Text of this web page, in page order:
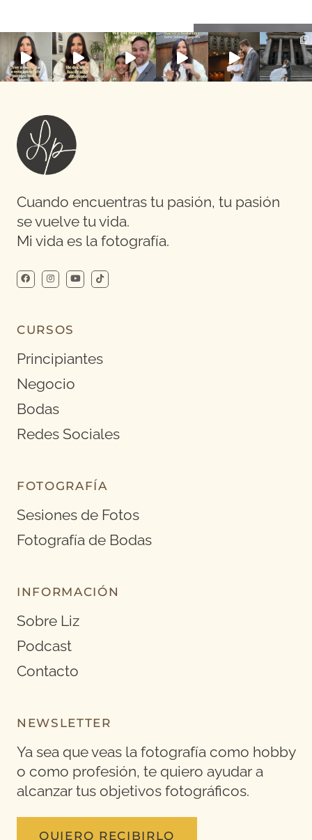
Cuando encuentras tu pasión, tu pasión
se vuelve tu vida.
Mi vida es la fotografía.
CURSOS
Principiantes
Negocio
Bodas
Redes Sociales
FOTOGRAFÍA
Sesiones de Fotos
Fotografía de Bodas
INFORMACIÓN
Sobre Liz
Podcast
Contacto
NEWSLETTER
Ya sea que veas la fotografía como hobby
o como profesión, te quiero ayudar a
alcanzar tus objetivos fotográficos.
QUIERO RECIBIRLO